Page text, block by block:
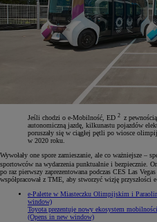
Jeśli chodzi o e-Mobilność, ED 2 z
autonomiczną jazdę, kilkunastu pojazdów
poruszały się w ciągłej pętli po wiosce
w 2020 roku.
Wywołały one spore zamieszanie, ale co ważniejsze –
sportowców na wydarzenia punktualnie i bezpiecznie.
po raz pierwszy zaprezentowana podczas CES Las
współpracował z TME, aby stworzyć wizję przyszłości
e-Palette w Miasteczku Olimpijskim i
window)
Toyota prezentuje nowy ekosystem
(Opens in new window)